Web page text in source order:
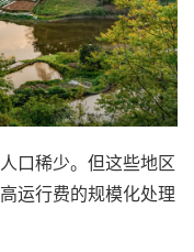
口稀少。但这些地区
运行费的规模化处理